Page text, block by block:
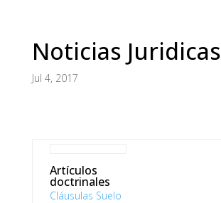
Noticias Juridicas
Jul 4, 2017
Artículos
doctrinales
Cláusulas Suelo